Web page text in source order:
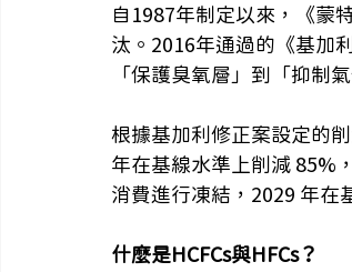
自1987年制定以來，《蒙
汰。2016年通過的《基加
「保護臭氧層」到「抑制
根據基加利修正案設定的
年在基線水準上削減 85%
消費進行凍結，2029 年在
什麼是HCFCs與HFCs？